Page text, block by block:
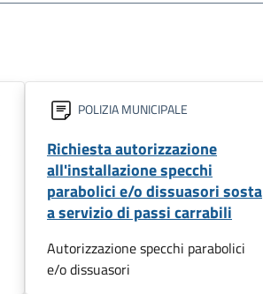
POLIZIA MUNICIPALE
Richiesta autorizzazione
all'installazione specchi
parabolici e/o dissuasori sosta
a servizio di passi carrabili
Autorizzazione specchi parabolici
e/o dissuasori